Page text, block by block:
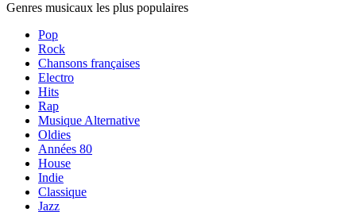
Genres musicaux les plus populaires
Pop
Rock
Chansons françaises
Electro
Hits
Rap
Musique Alternative
Oldies
Années 80
House
Indie
Classique
Jazz